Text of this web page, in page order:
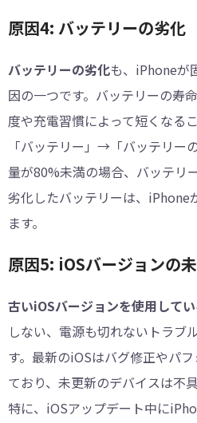
原因4: バッテリーの劣化
バッテリーの劣化も、iPhoneが
因の一つです。バッテリーの寿
度や充電習慣によって短くなる
「バッテリー」→「バッテリー
量が80%未満の場合、バッテリ
劣化したバッテリーは、iPhone
ます。
原因5: iOSバージョンの
古いiOSバージョンを使用して
しない、電源も切れないトラブ
す。最新のiOSはバグ修正やパ
ており、未更新のデバイスは不
特に、iOSアップデート中に